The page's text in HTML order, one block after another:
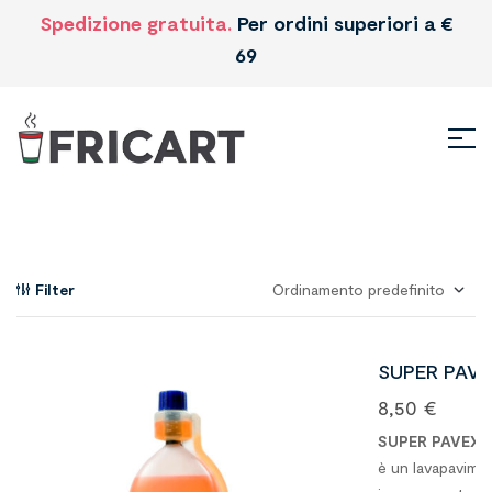
Spedizione gratuita. Per ordini superiori a €
69
Filter
SUPER
PQ
TI
8,50 €
SUPER PAVEX
è un